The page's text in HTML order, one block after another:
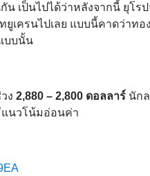
น เป็นไปได้ว่าหลังจากนี้ ยุโ
ทยูเครนไปเลย แบบนี้คาดว่าท
บบนั้น
ง 2,880 – 2,800 ดอลลาร์ นัก
แนวโน้มอ่อนค่า